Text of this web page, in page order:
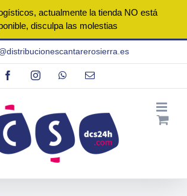
actualmente la tienda NO está
disculpa las molestias
FacebookInstagramWhatsAppCorreo